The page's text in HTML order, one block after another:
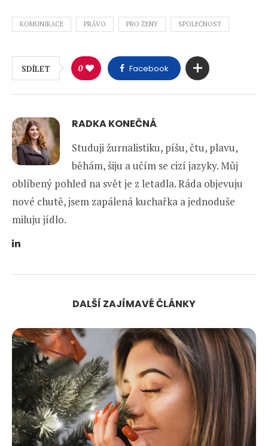
KOMUNIKACE PRÁVO PRO ŽENY SPOLEČNOST
SDÍLET 0 Facebook
RADKA KONEČNÁ
Studuji žurnalistiku, píšu, čtu, plavu,
běhám, šiju a učím se cizí jazyky. Můj
oblíbený pohled na svět je z letadla. Ráda objevuju
nové chutě, jsem zapálená kuchařka a jednoduše
miluju jídlo.
DALŠÍ ZAJÍMAVÉ ČLÁNKY